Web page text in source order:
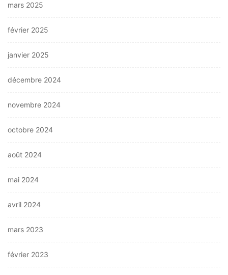
mars 2025
février 2025
janvier 2025
décembre 2024
novembre 2024
octobre 2024
août 2024
mai 2024
avril 2024
mars 2023
février 2023